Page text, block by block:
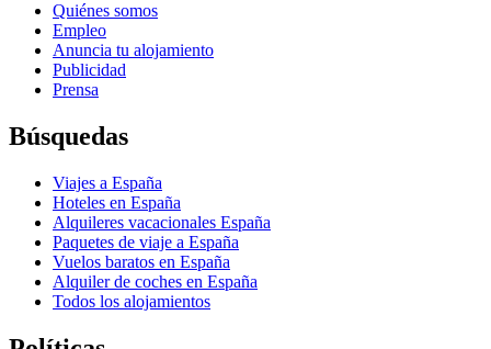
Quiénes somos
Empleo
Anuncia tu alojamiento
Publicidad
Prensa
Búsquedas
Viajes a España
Hoteles en España
Alquileres vacacionales España
Paquetes de viaje a España
Vuelos baratos en España
Alquiler de coches en España
Todos los alojamientos